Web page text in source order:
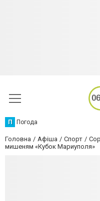
П Погода
Головна Афіша Спорт
мишеням «Кубок Мариуполя»